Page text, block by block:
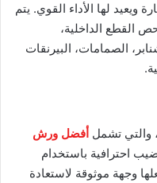
ويعيد لها الأداء القوي. يتم
القطع الداخلية،
الصمامات، البيرنقات
والتي تشمل أفضل ورش
احترافية باستخدام
وجهة موثوقة لاستعادة